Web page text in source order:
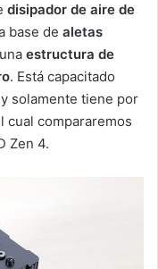
disipador de aire de
base de aletas
estructura de
. Está capacitado
solamente tiene por
cual compararemos
Zen 4.